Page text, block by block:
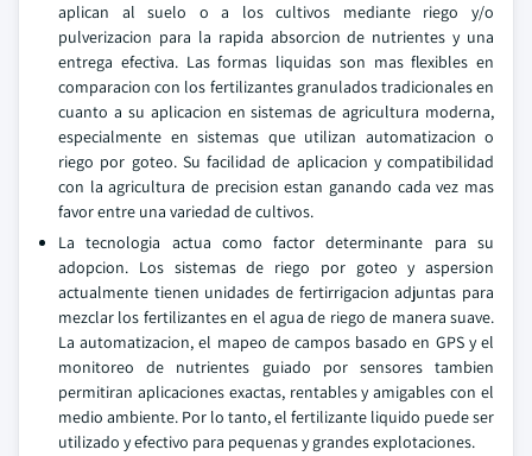
aplican al suelo o a los cultivos mediante riego y/o
pulverizacion para la rapida absorcion de nutrientes y una
entrega efectiva. Las formas liquidas son mas flexibles en
comparacion con los fertilizantes granulados tradicionales en
cuanto a su aplicacion en sistemas de agricultura moderna,
especialmente en sistemas que utilizan automatizacion o
riego por goteo. Su facilidad de aplicacion y compatibilidad
con la agricultura de precision estan ganando cada vez mas
favor entre una variedad de cultivos.
La tecnologia actua como factor determinante para su
adopcion. Los sistemas de riego por goteo y aspersion
actualmente tienen unidades de fertirrigacion adjuntas para
mezclar los fertilizantes en el agua de riego de manera suave.
La automatizacion, el mapeo de campos basado en GPS y el
monitoreo de nutrientes guiado por sensores tambien
permitiran aplicaciones exactas, rentables y amigables con el
medio ambiente. Por lo tanto, el fertilizante liquido puede ser
utilizado y efectivo para pequenas y grandes explotaciones.